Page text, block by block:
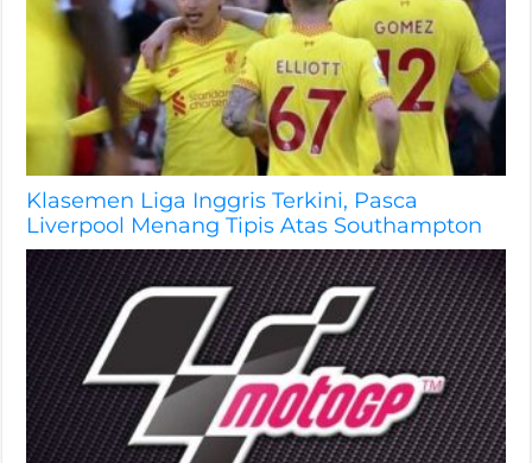
Klasemen Liga Inggris Terkini, Pasca
Liverpool Menang Tipis Atas Southampton